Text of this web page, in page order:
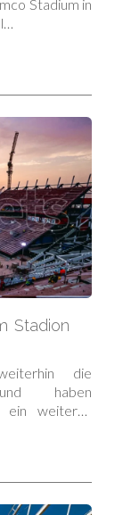
Stadium in
Stadion
die
haben
weiteres